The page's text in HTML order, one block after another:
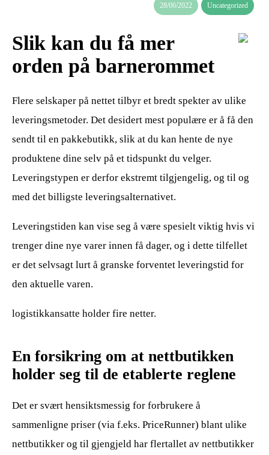
28/06/2022 Uncategorized
Slik kan du få mer
orden på barnerommet
Flere selskaper på nettet tilbyr et bredt spekter av ulike
leveringsmetoder. Det desidert mest populære er å få den
sendt til en pakkebutikk, slik at du kan hente de nye
produktene dine selv på et tidspunkt du velger.
Leveringstypen er derfor ekstremt tilgjengelig, og til og
med det billigste leveringsalternativet.
Leveringstiden kan vise seg å være spesielt viktig hvis vi
trenger dine nye varer innen få dager, og i dette tilfellet
er det selvsagt lurt å granske forventet leveringstid for
den aktuelle varen.
logistikkansatte holder fire netter.
En forsikring om at nettbutikken
holder seg til de etablerte reglene
Det er svært hensiktsmessig for forbrukere å
sammenligne priser (via f.eks. PriceRunner) blant ulike
nettbutikker og til gjengjeld har flertallet av nettbutikker